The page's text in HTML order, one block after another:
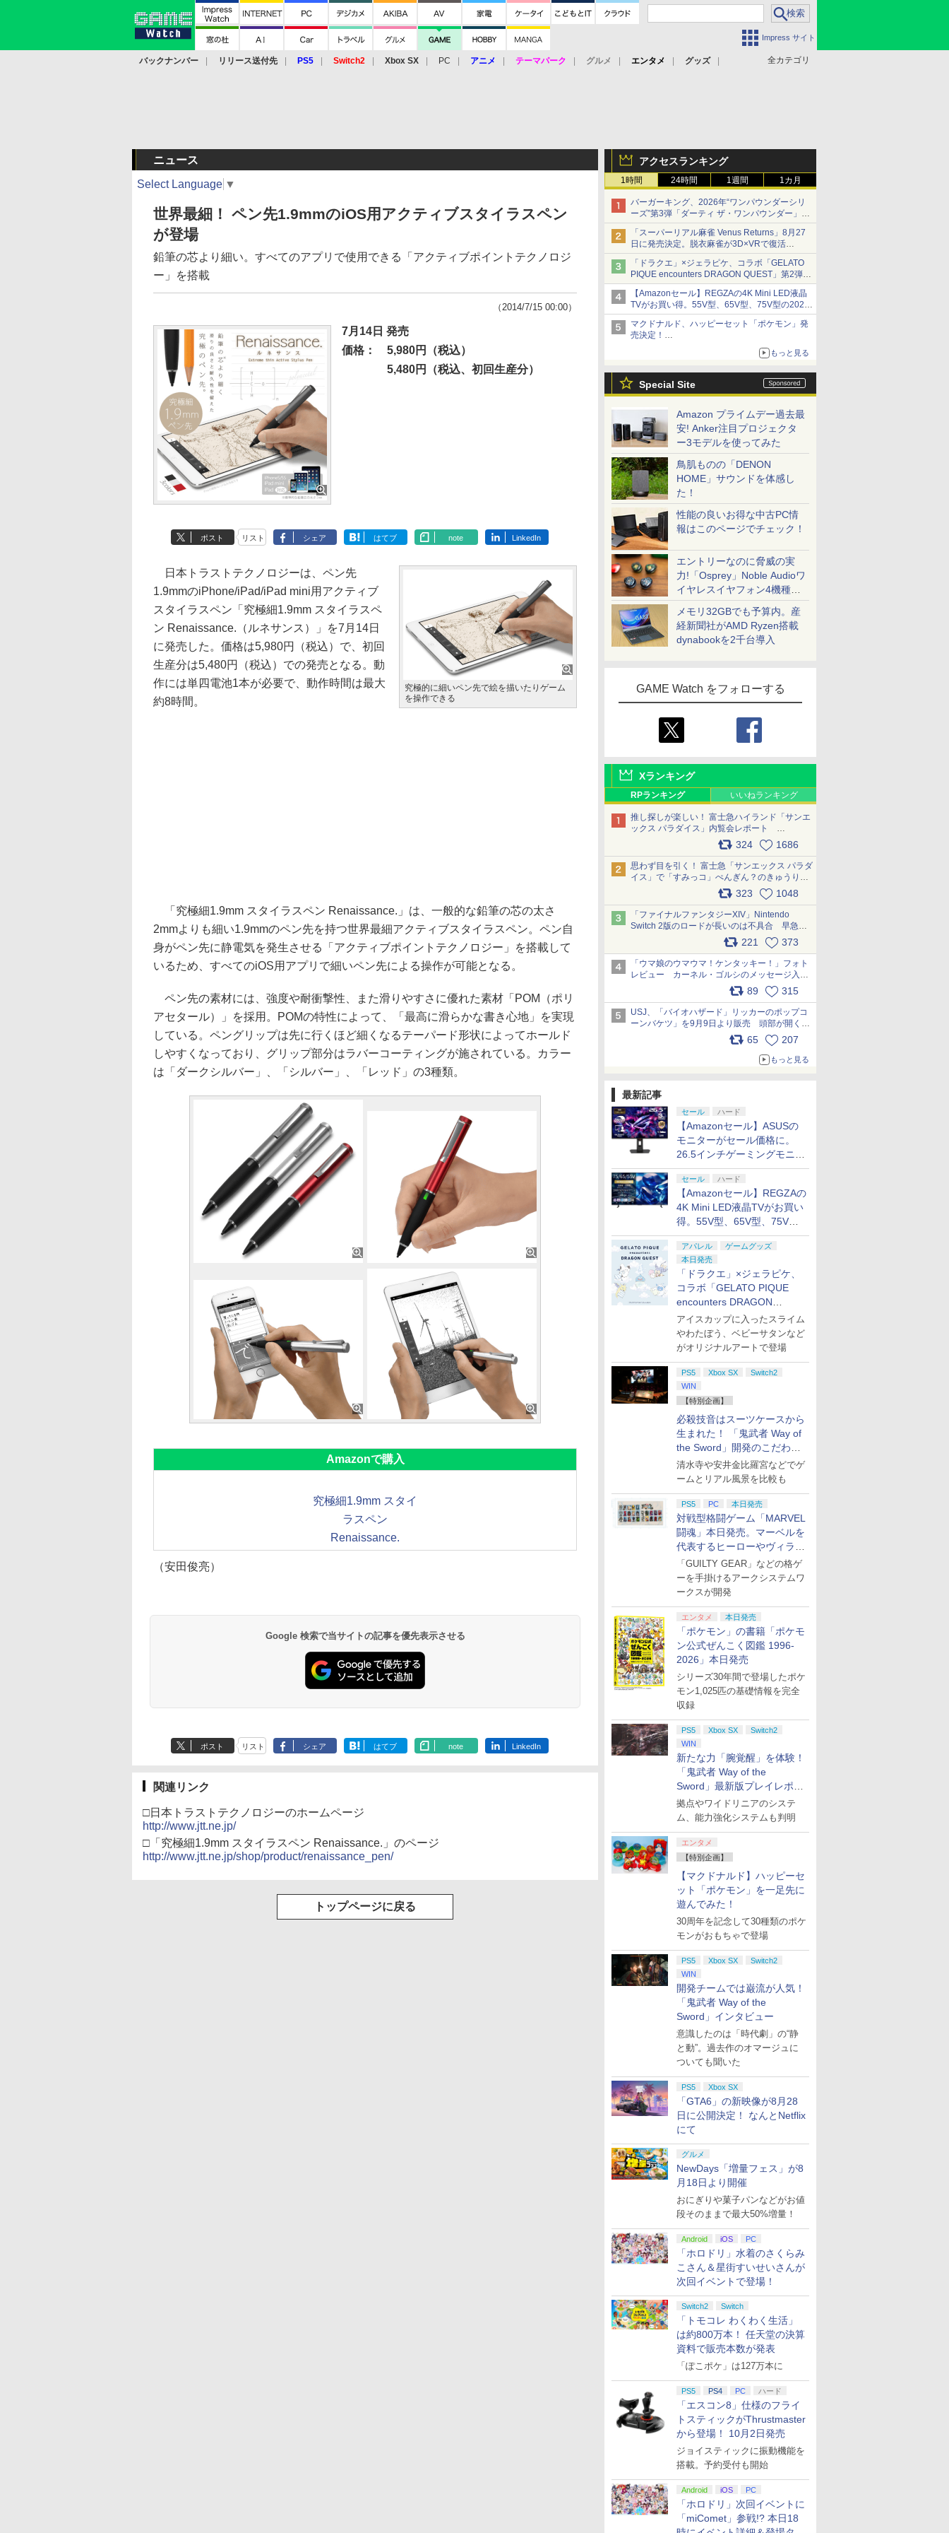
Impress サイト
全カテゴリ
バックナンバー リリース送付先 PS5 Switch2 Xbox SX PC アニメ テーマパーク グルメ エンタメ
グッズ
アクセスランキング
1時間 24時間 1週間 1カ月
バーガーキング、2026年“ワンパウンダーシリ
ーズ”第3弾「ダーティ ザ・ワンパウンダー」を
8月7日発売
「特製ガーリックマヨソース」を使用した超大
型チーズバーガー
「スーパーリアル麻雀 Venus Returns」8月27
日に発売決定。脱衣麻雀が3D×VRで復活
発売から2週間は20%オフになるセールが実施
「ドラクエ」×ジェラピケ、コラボ「GELATO
PIQUE encounters DRAGON QUEST」第2弾が
本日発売
アイスカップに入ったスライムやわたぼう、ベ
ビーサタンなどがオリジナルアートで登場
【Amazonセール】REGZAの4K Mini LED液晶
TVがお買い得。55V型、65V型、75V型の2026
年モデルがラインナップ
マクドナルド、ハッピーセット「ポケモン」発
売決定！
ポケモン30周年記念で30匹が大集合
もっと見る
Special Site
Amazon プライムデー過去最
安! Anker注目プロジェクタ
ー3モデルを使ってみた
鳥肌ものの「DENON
HOME」サウンドを体感し
た！
性能の良いお得な中古PC情
報はこのページでチェック！
エントリーなのに脅威の実
力!「Osprey」Noble Audioワ
イヤレスイヤフォン4機種を
一気に聴く
メモリ32GBでも予算内。産
経新聞社がAMD Ryzen搭載
dynabookを2千台導入
GAME Watch をフォローする
Xランキング
RPランキング いいねランキング
推し探しが楽しい！ 富士急ハイランド「サンエ
ックス パラダイス」内覧会レポート
324 1686
思わず目を引く！ 富士急「サンエックス パラダ
イス」で「すみっコ」ぺんぎん？のきゅうりド
ッグを食べてみた イラストそのままのメニュ
ー化に挑戦。これが意外にもおいしい
pic.x.com/Kgl04hZaeg
323 1048
「ファイナルファンタジーXIV」Nintendo
Switch 2版のロードが長いのは不具合 早急に
アップデートできるよう対応中221 373
「ウマ娘のウマウマ！ケンタッキー！」フォト
レビュー カーネル・ゴルシのメッセージ入り
パッケージや描き下ろしトレカなどが登場
89 315
USJ、「バイオハザード」リッカーのポップコ
ーンバケツ」を9月9日より販売 頭部が開く仕
組み。味は恐怖を堪のう「味噌フレーバー」
65 207
もっと見る
最新記事
セール ハード
【Amazonセール】ASUSの
モニターがセール価格に。
26.5インチゲーミングモニタ
ー「ROG Strix OLED
XG27ACDMS」限定モデルも
お買い得
セール ハード
【Amazonセール】REGZAの
4K Mini LED液晶TVがお買い
得。55V型、65V型、75V型
の2026年モデルがラインナ
ップ
アパレル
ゲームグッズ
本日発売
「ドラクエ」×ジェラピケ、
コラボ「GELATO PIQUE
encounters DRAGON
QUEST」第2弾が本日発売
アイスカップに入ったスライム
やわたぼう、ベビーサタンなど
がオリジナルアートで登場
PS5 Xbox SX
Switch2
WIN
【特別企画】
必殺技音はスーツケースから
生まれた！ 「鬼武者 Way of
the Sword」開発のこだわり
を目撃！
清水寺や安井金比羅宮などでゲ
ームとリアル風景を比較も
PS5 PC 本日発売
対戦型格闘ゲーム「MARVEL
闘魂」本日発売。マーベルを
代表するヒーローやヴィラン
たちが登場
「GUILTY GEAR」などの格ゲ
ーを手掛けるアークシステムワ
ークスが開発
エンタメ 本日発売
「ポケモン」の書籍「ポケモ
ン公式ぜんこく図鑑 1996-
2026」本日発売
シリーズ30年間で登場したポケ
モン1,025匹の基礎情報を完全
収録
PS5 Xbox SX
Switch2
WIN
新たな力「腕覚醒」を体験！
「鬼武者 Way of the
Sword」最新版プレイレポー
ト
拠点やワイドリニアのシステ
ム、能力強化システムも判明
エンタメ
【特別企画】
【マクドナルド】ハッピーセ
ット「ポケモン」を一足先に
遊んでみた！
30周年を記念して30種類のポケ
モンがおもちゃで登場
PS5 Xbox SX
Switch2
WIN
開発チームでは巌流が人気！
「鬼武者 Way of the
Sword」インタビュー
意識したのは「時代劇」の“静
と動”。過去作のオマージュに
ついても聞いた
PS5 Xbox SX
「GTA6」の新映像が8月28
日に公開決定！ なんとNetflix
にて
グルメ
NewDays「増量フェス」が8
月18日より開催
おにぎりや菓子パンなどがお値
段そのままで最大50%増量！
Android iOS PC
「ホロドリ」水着のさくらみ
こさん＆星街すいせいさんが
次回イベントで登場！
Switch2 Switch
「トモコレ わくわく生活」
は約800万本！ 任天堂の決算
資料で販売本数が発表
「ぽこポケ」は127万本に
PS5 PS4 PC ハード
「エスコン8」仕様のフライ
トスティックがThrustmaster
から登場！ 10月2日発売
ジョイスティックに振動機能を
搭載。予約受付も開始
Android iOS PC
「ホロドリ」次回イベントに
「miComet」参戦!? 本日18
ニュース
Select Language ▼
世界最細！ ペン先1.9mmのiOS用アクティブスタイラスペン
が登場
鉛筆の芯より細い。すべてのアプリで使用できる「アクティブポイントテクノロジ
ー」を搭載
（2014/7/15 00:00）
7月14日 発売
価格：
5,980円（税込）
5,480円（税込、初回生産分）
ポスト リスト シェア はてブ note LinkedIn
究極的に細いペン先で絵を描いたりゲーム
を操作できる
日本トラストテクノロジーは、ペン先
1.9mmのiPhone/iPad/iPad mini用アクティブ
スタイラスペン「究極細1.9mm スタイラスペ
ン Renaissance.（ルネサンス）」を7月14日
に発売した。価格は5,980円（税込）で、初回
生産分は5,480円（税込）での発売となる。動
作には単四電池1本が必要で、動作時間は最大
約8時間。
「究極細1.9mm スタイラスペン Renaissance.」は、一般的な鉛筆の芯の太さ
2mmよりも細い1.9mmのペン先を持つ世界最細アクティブスタイラスペン。ペン自
身がペン先に静電気を発生させる「アクティブポイントテクノロジー」を搭載して
いるため、すべてのiOS用アプリで細いペン先による操作が可能となる。
ペン先の素材には、強度や耐衝撃性、また滑りやすさに優れた素材「POM（ポリ
アセタール）」を採用。POMの特性によって、「最高に滑らかな書き心地」を実現
している。ペングリップは先に行くほど細くなるテーパード形状によってホールド
しやすくなっており、グリップ部分はラバーコーティングが施されている。カラー
は「ダークシルバー」、「シルバー」、「レッド」の3種類。
Amazonで購入
究極細1.9mm スタイ
ラスペン
Renaissance.
（安田俊亮）
Google 検索で当サイトの記事を優先表示させる
ポスト リスト シェア はてブ note LinkedIn
関連リンク
□日本トラストテクノロジーのホームページ
http://www.jtt.ne.jp/
□「究極細1.9mm スタイラスペン Renaissance.」のページ
http://www.jtt.ne.jp/shop/product/renaissance_pen/
トップページに戻る